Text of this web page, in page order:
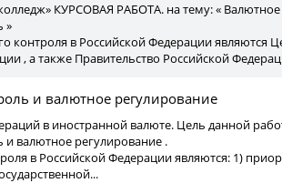
КУРСОВАЯ РАБОТА. на тему: « Валютное
»
контроля в Российской Федерации являются
, а также Правительство Российской
и валютное регулирование
в иностранной валюте. Цель данной
валютное регулирование .
в Российской Федерации являются: 1)